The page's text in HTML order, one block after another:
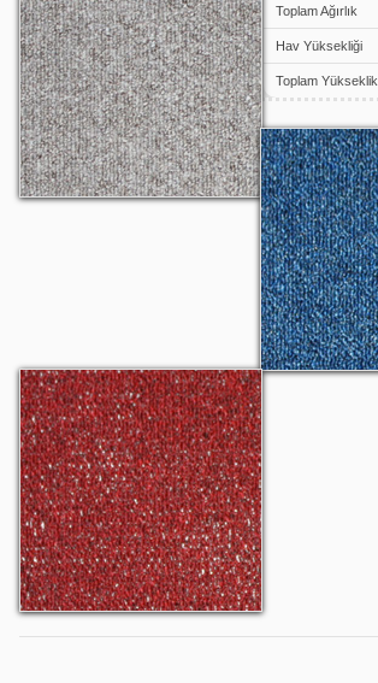
Toplam Ağırlık
Hav Yüksekliği
Toplam Yükseklik
Atlantis 1706